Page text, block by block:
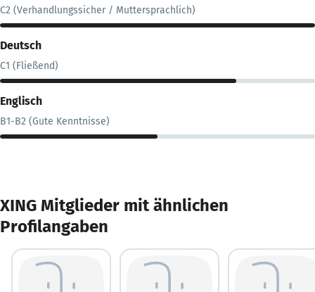
C2 (Verhandlungssicher / Muttersprachlich)
Deutsch
C1 (Fließend)
Englisch
B1-B2 (Gute Kenntnisse)
XING Mitglieder mit ähnlichen
Profilangaben